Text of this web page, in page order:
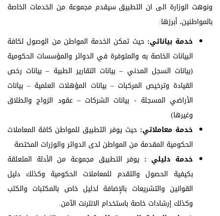
ونوهت الوزارة الى ان التطبيق سيقدم مجموعة من الخدمات الخاصة
بالمواطنين، أبرزها:
خدمة بياناتي: حيث تمكن الخدمة المواطن من الوصول لكافة
البيانات الخاصة به والمتوفرة في الدوائر والمؤسسات الحكومية
(بيانات السجل المدني – بيانات التقارير الطبية – بيانات رخص
القيادة وترخيص المركبات – بيانات المؤهلات العلمية – بيانات
الأراضي المسجلة - بيانات الشركات – عقود الزواج والطلاق
وغيرها)
خدمة معاملاتي: حيث يوفر التطبيق للمواطن كافة المعاملات
الحكومية المقدمة من المواطن لدى الدوائر والوزرات المختصة
خدمة دليلي : يوفر التطبيق مجموعة من الأدلة المتعلقة
بكيفية الحصول والتقدم للمعاملات الحكومية وكذلك دليل
القوانين والتشريعات بالإضافة لدليل خاص بالمكتبات والكتب
وكذلك إرشادات خاصة باستخدام الانترنت الآمن.